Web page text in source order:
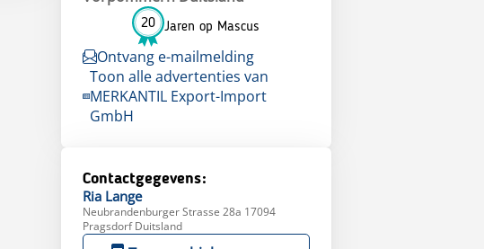
20 Jaren op Mascus
Ontvang e-mailmelding
Toon alle advertenties van
MERKANTIL Export-Import
GmbH
Contactgegevens:
Ria Lange
Neubrandenburger Strasse 28a 17094
Pragsdorf Duitsland